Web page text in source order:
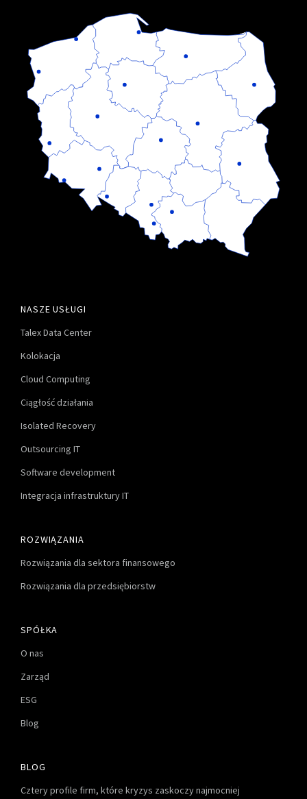
NASZE USŁUGI
Talex Data Center
Kolokacja
Cloud Computing
Ciągłość działania
Isolated Recovery
Outsourcing IT
Software development
Integracja infrastruktury IT
ROZWIĄZANIA
Rozwiązania dla sektora finansowego
Rozwiązania dla przedsiębiorstw
SPÓŁKA
O nas
Zarząd
ESG
Blog
BLOG
Cztery profile firm, które kryzys zaskoczy najmocniej